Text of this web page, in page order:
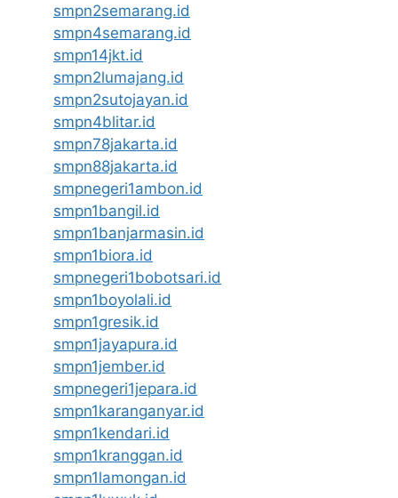
smpn2semarang.id
smpn4semarang.id
smpn14jkt.id
smpn2lumajang.id
smpn2sutojayan.id
smpn4blitar.id
smpn78jakarta.id
smpn88jakarta.id
smpnegeri1ambon.id
smpn1bangil.id
smpn1banjarmasin.id
smpn1biora.id
smpnegeri1bobotsari.id
smpn1boyolali.id
smpn1gresik.id
smpn1jayapura.id
smpn1jember.id
smpnegeri1jepara.id
smpn1karanganyar.id
smpn1kendari.id
smpn1kranggan.id
smpn1lamongan.id